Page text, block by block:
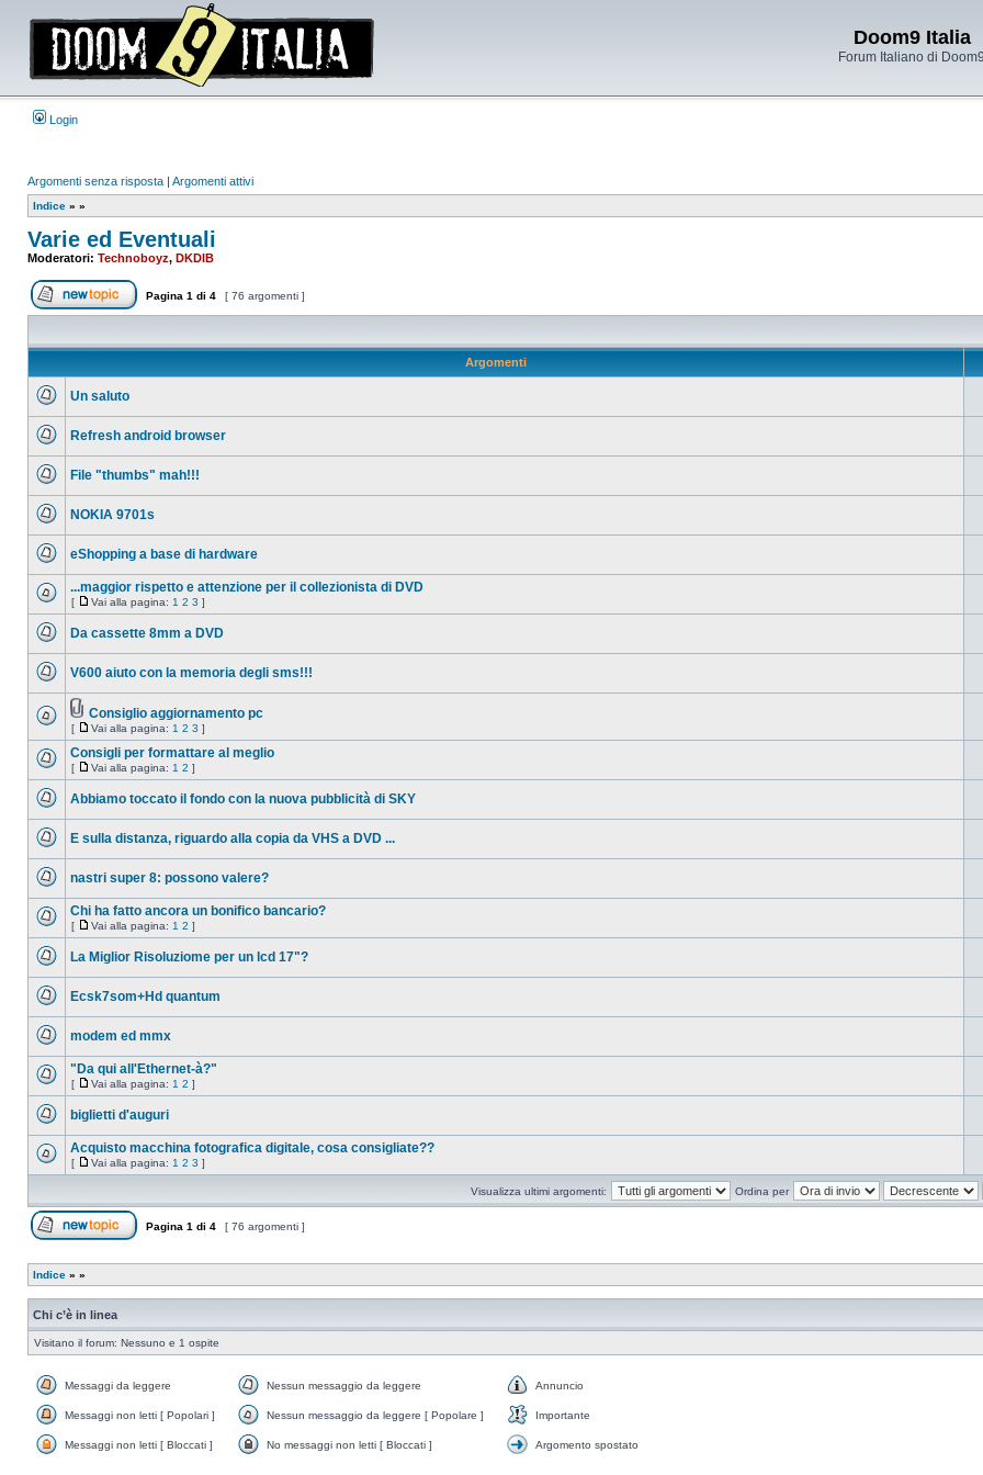
Doom9 Italia
Forum Italiano di Doom9
Login
Argomenti senza risposta | Argomenti attivi
Indice » »
Varie ed Eventuali
Moderatori: Technoboyz, DKDIB
Apri un nuovo argomento
Pagina 1 di 4 [ 76 argomenti ]
Argomenti
Un saluto
Refresh android browser
File "thumbs" mah!!!
NOKIA 9701s
leggere
eShopping a base di hardware
Nessun
...maggior rispetto e attenzione per il collezionista di DVD
[
Vai
pagina
Vai alla pagina: 1 2 3 ]
Da cassette 8mm a DVD
messaggio
leggere
V600 aiuto con la memoria degli sms!!!
Nessun
messaggio
leggere
Allegato(i)
Consiglio aggiornamento pc
[
Vai
alla
pagina
Vai alla pagina: 1 2 3 ]
Nessun
Consigli per formattare al meglio
[
Vai
pagina
Vai alla pagina: 1 2 ]
Abbiamo toccato il fondo con la nuova pubblicità di SKY
E sulla distanza, riguardo alla copia da VHS a DVD ...
messaggio
leggere
nastri super 8: possono valere?
Nessun
Chi ha fatto ancora un bonifico bancario?
[
Vai
pagina
Vai alla pagina: 1 2 ]
La Miglior Risoluziome per un lcd 17"?
Ecsk7som+Hd quantum
messaggio
leggere
modem ed mmx
Nessun
"Da qui all'Ethernet-à?"
[
Vai
pagina
Vai alla pagina: 1 2 ]
messaggio
leggere
biglietti d'auguri
Nessun
leggere
Acquisto macchina fotografica digitale, cosa consigliate??
[
Vai
Vai alla pagina: 1 2 3 ]
Visualizza ultimi argomenti: Ordina per
Pagina 1 di 4 [ 76 argomenti ]
Indice » »
Chi c’è in linea
Visitano il forum: Nessuno e 1 ospite
da
Messaggi da leggere
messaggio
Nessun messaggio da leggere
Annuncio
non
Messaggi non letti [ Popolari ]
messaggio
Nessun messaggio da leggere [ Popolare ]
Importante
Messaggi non letti [ Bloccati ]
No messaggi non letti [ Bloccati ]
Argomento spostato